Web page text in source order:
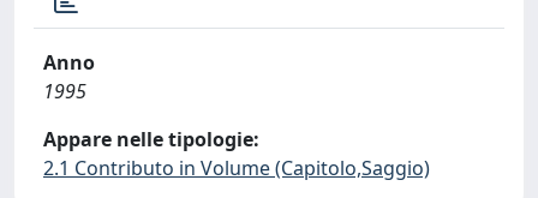
Anno
1995
Appare nelle tipologie:
2.1 Contributo in Volume (Capitolo,Saggio)